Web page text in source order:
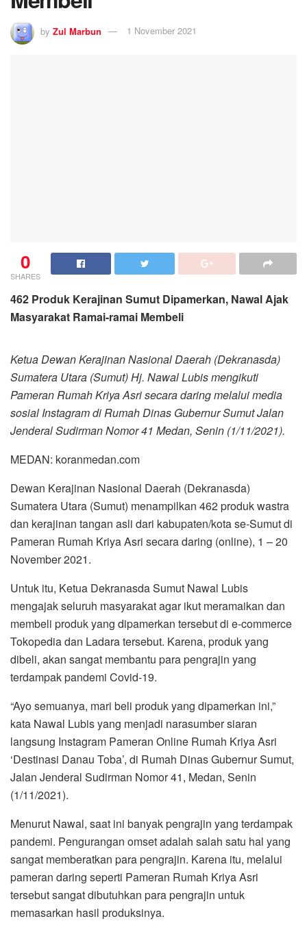
by Zul Marbun 1 November 2021
0
SHARES
462 Produk Kerajinan Sumut Dipamerkan, Nawal Ajak
Masyarakat Ramai-ramai Membeli
Ketua Dewan Kerajinan Nasional Daerah (Dekranasda)
Sumatera Utara (Sumut) Hj. Nawal Lubis mengikuti
Pameran Rumah Kriya Asri secara daring melalui media
sosial Instagram di Rumah Dinas Gubernur Sumut Jalan
Jenderal Sudirman Nomor 41 Medan, Senin (1/11/2021).
MEDAN: koranmedan.com
Dewan Kerajinan Nasional Daerah (Dekranasda)
Sumatera Utara (Sumut) menampilkan 462 produk wastra
dan kerajinan tangan asli dari kabupaten/kota se-Sumut di
Pameran Rumah Kriya Asri secara daring (online), 1 – 20
November 2021.
Untuk itu, Ketua Dekranasda Sumut Nawal Lubis
mengajak seluruh masyarakat agar ikut meramaikan dan
membeli produk yang dipamerkan tersebut di e-commerce
Tokopedia dan Ladara tersebut. Karena, produk yang
dibeli, akan sangat membantu para pengrajin yang
terdampak pandemi Covid-19.
“Ayo semuanya, mari beli produk yang dipamerkan ini,”
kata Nawal Lubis yang menjadi narasumber siaran
langsung Instagram Pameran Online Rumah Kriya Asri
‘Destinasi Danau Toba’, di Rumah Dinas Gubernur Sumut,
Jalan Jenderal Sudirman Nomor 41, Medan, Senin
(1/11/2021).
Menurut Nawal, saat ini banyak pengrajin yang terdampak
pandemi. Pengurangan omset adalah salah satu hal yang
sangat memberatkan para pengrajin. Karena itu, melalui
pameran daring seperti Pameran Rumah Kriya Asri
tersebut sangat dibutuhkan para pengrajin untuk
memasarkan hasil produksinya.